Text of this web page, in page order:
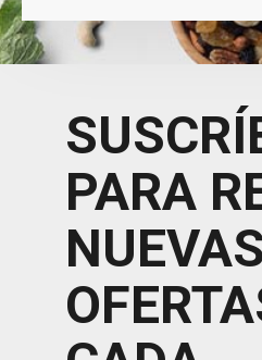
PARA
NUEVAS